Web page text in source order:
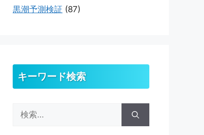
黒潮予測検証 (87)
キーワード検索
索: